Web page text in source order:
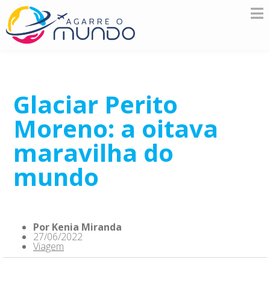
Glaciar Perito
Moreno: a oitava
maravilha do
mundo
Por Kenia Miranda
27/06/2022
Viagem